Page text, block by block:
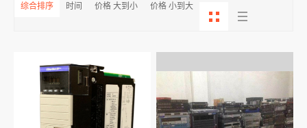
综合排序 时间 价格 大到小 价格 小到大